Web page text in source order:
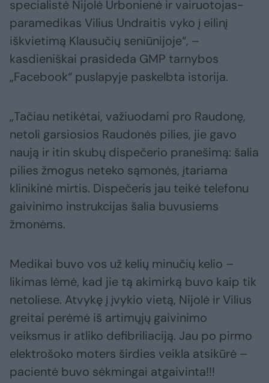
specialistė Nijolė Urbonienė ir vairuotojas-
paramedikas Vilius Undraitis vyko į eilinį
iškvietimą Klausučių seniūnijoje“, –
kasdieniškai prasideda GMP tarnybos
„Facebook“ puslapyje paskelbta istorija.
„Tačiau netikėtai, važiuodami pro Raudonę,
netoli garsiosios Raudonės pilies, jie gavo
naują ir itin skubų dispečerio pranešimą: šalia
pilies žmogus neteko sąmonės, įtariama
klinikinė mirtis. Dispečeris jau teikė telefonu
gaivinimo instrukcijas šalia buvusiems
žmonėms.
Medikai buvo vos už kelių minučių kelio –
likimas lėmė, kad jie tą akimirką buvo kaip tik
netoliese. Atvykę į įvykio vietą, Nijolė ir Vilius
greitai perėmė iš artimųjų gaivinimo
veiksmus ir atliko defibriliaciją. Jau po pirmo
elektrošoko moters širdies veikla atsikūrė –
pacientė buvo sėkmingai atgaivinta!!!